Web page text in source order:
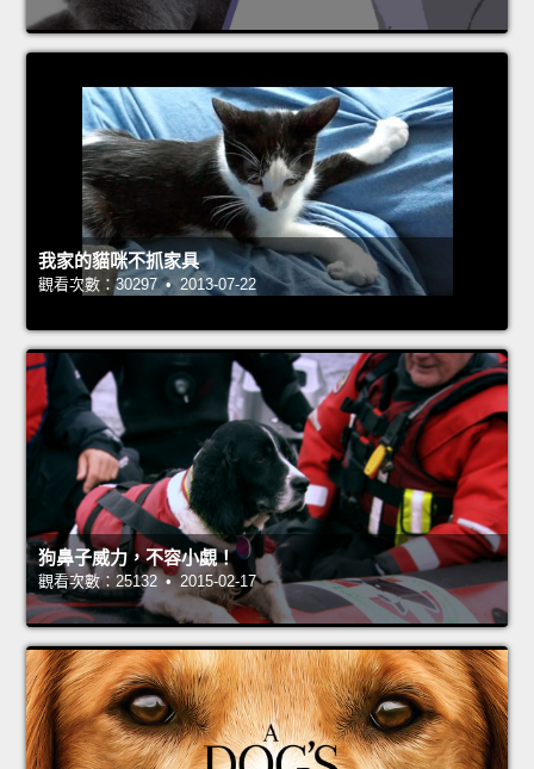
我家的貓咪不抓家具
觀看次數：30297 • 2013-07-22
狗鼻子威力，不容小覷！
觀看次數：25132 • 2015-02-17